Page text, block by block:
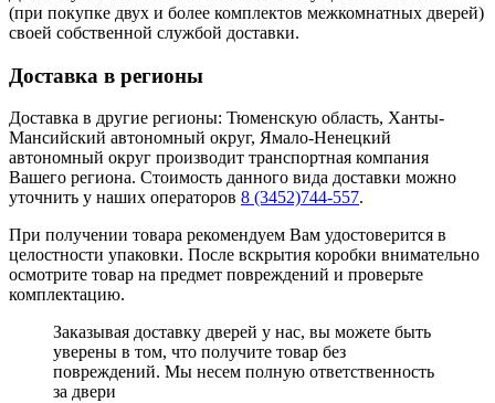
(при покупке двух и более комплектов межкомнатных дверей)
своей собственной службой доставки.
Доставка в регионы
Доставка в другие регионы: Тюменскую область, Ханты-
Мансийский автономный округ, Ямало-Ненецкий
автономный округ производит транспортная компания
Вашего региона. Стоимость данного вида доставки можно
уточнить у наших операторов 8 (3452)744-557.
При получении товара рекомендуем Вам удостоверится в
целостности упаковки. После вскрытия коробки внимательно
осмотрите товар на предмет повреждений и проверьте
комплектацию.
Заказывая доставку дверей у нас, вы можете быть
уверены в том, что получите товар без
повреждений. Мы несем полную ответственность
за двери